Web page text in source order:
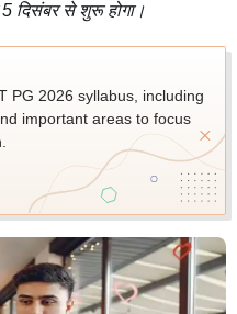
5 दिसंबर से शुरू होगा।
PG 2026 syllabus, including
important areas to focus